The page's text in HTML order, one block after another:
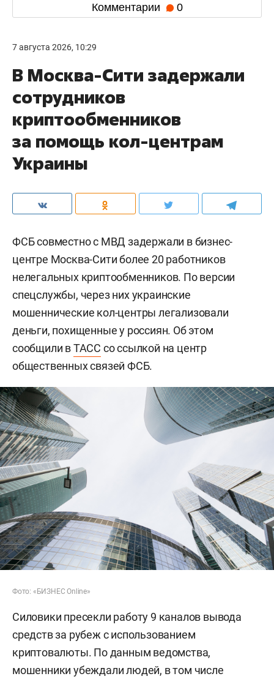
Комментарии 0
7 августа 2026, 10:29
В Москва-Сити задержали
сотрудников
криптообменников
за помощь кол-центрам
Украины
ФСБ совместно с МВД задержали в бизнес-
центре Москва-Сити более 20 работников
нелегальных криптообменников. По версии
спецслужбы, через них украинские
мошеннические кол-центры легализовали
деньги, похищенные у россиян. Об этом
сообщили вТАСС со ссылкой на центр
общественных связей ФСБ.
Фото: «БИЗНЕС Online»
Силовики пресекли работу 9 каналов вывода
средств за рубеж с использованием
криптовалюты. По данным ведомства,
мошенники убеждали людей, в том числе